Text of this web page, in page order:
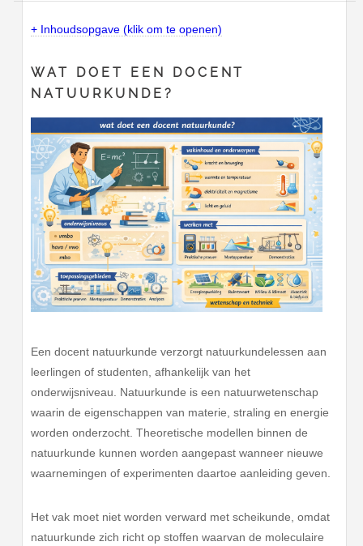
+ Inhoudsopgave (klik om te openen)
WAT DOET EEN DOCENT
NATUURKUNDE?
Een docent natuurkunde verzorgt natuurkundelessen aan
leerlingen of studenten, afhankelijk van het
onderwijsniveau. Natuurkunde is een natuurwetenschap
waarin de eigenschappen van materie, straling en energie
worden onderzocht. Theoretische modellen binnen de
natuurkunde kunnen worden aangepast wanneer nieuwe
waarnemingen of experimenten daartoe aanleiding geven.
Het vak moet niet worden verward met scheikunde, omdat
natuurkunde zich richt op stoffen waarvan de moleculaire